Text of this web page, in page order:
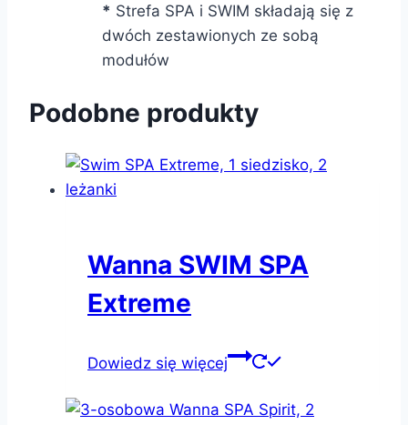
* Strefa SPA i SWIM składają się z
dwóch zestawionych ze sobą
modułów
Podobne produkty
Wanna SWIM SPA
Extreme
Dowiedz się więcej